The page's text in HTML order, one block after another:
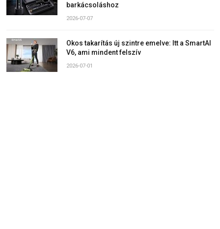
barkácsoláshoz
2026-07-07
Okos takarítás új szintre emelve: Itt a SmartAI
V6, ami mindent felszív
2026-07-01